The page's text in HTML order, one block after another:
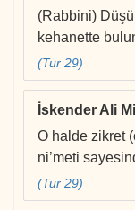
(Rabbini)
kehanette
(Tur 29)
İskender Ali
O halde zikret
ni’meti
(Tur 29)